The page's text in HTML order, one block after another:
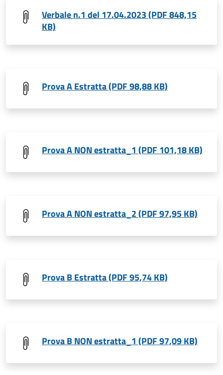
Verbale n.1 del 17.04.2023 (PDF 848,15
KB)
Prova A Estratta (PDF 98,88 KB)
Prova A NON estratta_1 (PDF 101,18 KB)
Prova A NON estratta_2 (PDF 97,95 KB)
Prova B Estratta (PDF 95,74 KB)
Prova B NON estratta_1 (PDF 97,09 KB)